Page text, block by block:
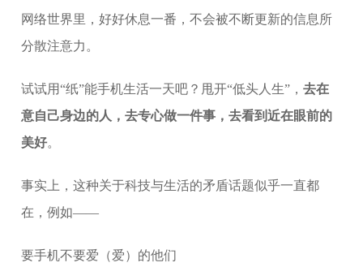
网络世界里，好好休息一番，不会被不断更新的信息所
分散注意力。
试试用“纸”能手机生活一天吧？甩开“低头人生”，去在
意自己身边的人，去专心做一件事，去看到近在眼前的
美好。
事实上，这种关于科技与生活的矛盾话题似乎一直都
在，例如——
要手机不要爱（爱）的他们